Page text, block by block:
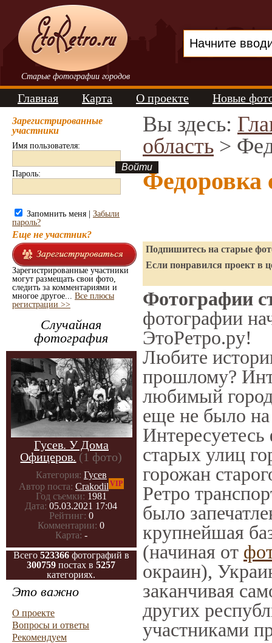
Старые фотографии городов
Главная Карта О проекте Новые
Зарегистрированные
участники
Имя пользователя:
Пароль:
Запомнить меня | Забыли
пароль?
Еще не участник?
Зарегистрированные участники
могут размещать свои фото,
следить за комментариями и
многое другое... Все плюсы
регистрации >>
Случайная
фотография
Гусев. У Дома
Офицеров. (1 фото)
Категория: Гусев
Автор поста: Crakodil VIP
Год съемки: 1981
Дата: 05.03.2021 17:04
Рейтинг: 0
Комментарии: 0
Карта: -
Всего 523366 фотографий в
300759 постах в5257
категориях.
Это важно
О проекте
Вопросы и ответы
Рекомендуем
Вы здесь:
область >
Федоровка
Подпишитесь на старые
Если понравился проект в
Фотографии
фотографии
ЭтоРетро.ру!
Любите
прошлому?
любимый
еще не было на
Интересуетесь
старых улиц
горожан
Ретро
было
крупнейшая
(начиная от
окраин),
заканчивая
других
участниками